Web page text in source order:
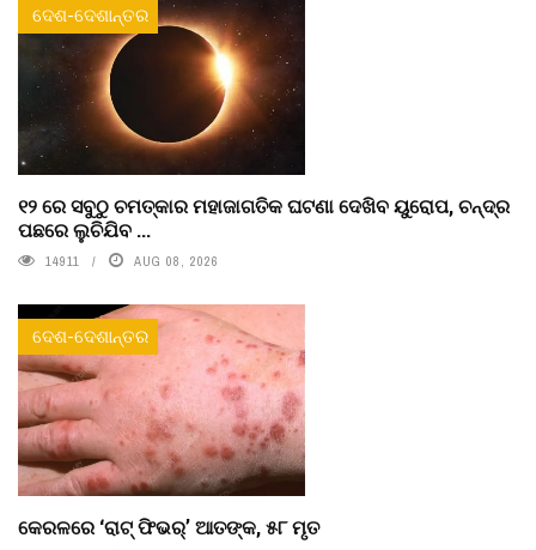
ଦେଶ-ଦେଶାନ୍ତର
୧୨ ରେ ସବୁଠୁ ଚମତ୍କାର ମହାଜାଗତିକ ଘଟଣା ଦେଖିବ ୟୁରୋପ, ଚନ୍ଦ୍ର
ପଛରେ ଲୁଚିଯିବ ...
14911 AUG 08, 2026
ଦେଶ-ଦେଶାନ୍ତର
କେରଳରେ ‘ରାଟ୍ ଫିଭର୍’ ଆତଙ୍କ, ୫୮ ମୃତ